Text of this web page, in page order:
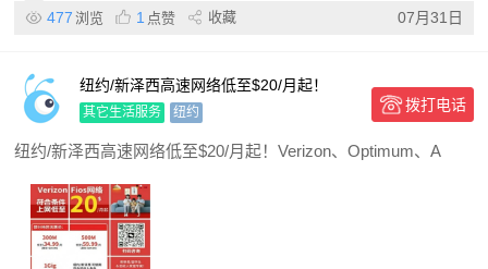
477 浏览 1 点赞 收藏 07月31日
纽约/新泽西高速网络低至$20/月起！
其它生活服务 纽约 拨打电话
纽约/新泽西高速网络低至$20/月起！Verizon、Optimum、A